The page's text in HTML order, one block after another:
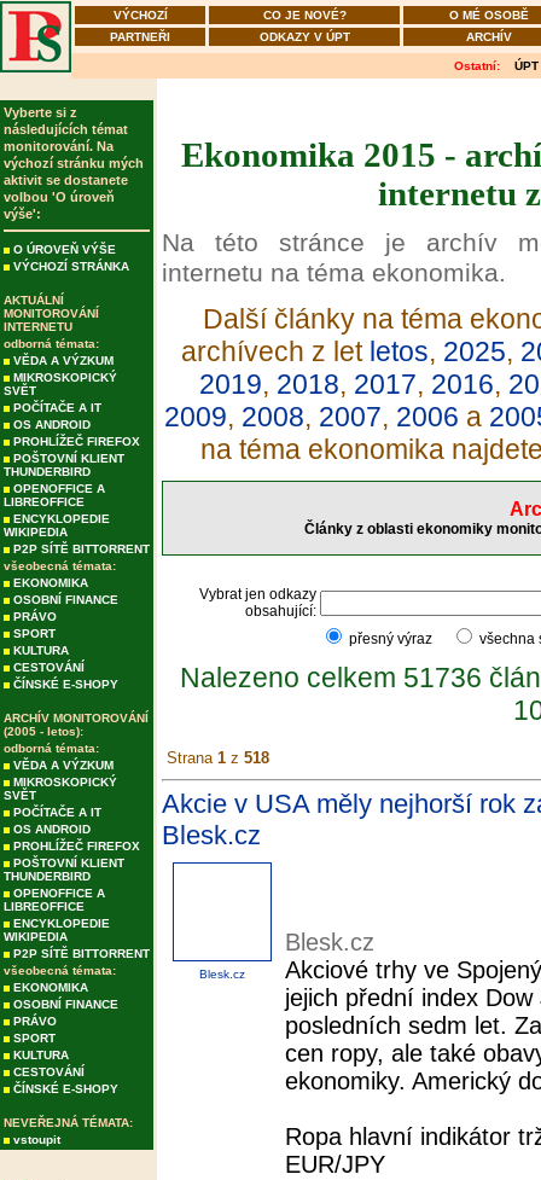
VÝCHOZÍ CO JE NOVÉ?
O MÉ OSOBĚ
PARTNEŘI
ODKAZY V ÚPT ARCHÍV
Ostatní: ÚPT
Vyberte si z
následujících témat
monitorování. Na
výchozí stránku mých
aktivit se dostanete
volbou 'O úroveň
výše':
O ÚROVEŇ VÝŠE
VÝCHOZÍ STRÁNKA
AKTUÁLNÍ
MONITOROVÁNÍ
INTERNETU
odborná témata:
VĚDA A VÝZKUM
MIKROSKOPICKÝ
SVĚT
POČÍTAČE A IT
OS ANDROID
PROHLÍŽEČ FIREFOX
POŠTOVNÍ KLIENT
THUNDERBIRD
OPENOFFICE A
LIBREOFFICE
ENCYKLOPEDIE
WIKIPEDIA
P2P SÍTĚ BITTORRENT
všeobecná témata:
EKONOMIKA
OSOBNÍ FINANCE
PRÁVO
SPORT
KULTURA
CESTOVÁNÍ
ČÍNSKÉ E-SHOPY
ARCHÍV MONITOROVÁNÍ
(2005 - letos):
odborná témata:
VĚDA A VÝZKUM
MIKROSKOPICKÝ
SVĚT
POČÍTAČE A IT
OS ANDROID
PROHLÍŽEČ FIREFOX
POŠTOVNÍ KLIENT
THUNDERBIRD
OPENOFFICE A
LIBREOFFICE
ENCYKLOPEDIE
WIKIPEDIA
P2P SÍTĚ BITTORRENT
všeobecná témata:
EKONOMIKA
OSOBNÍ FINANCE
PRÁVO
SPORT
KULTURA
CESTOVÁNÍ
ČÍNSKÉ E-SHOPY
NEVEŘEJNÁ TÉMATA:
vstoupit
Ekonomika 2015 -
internetu
Na této stránce je archív
internetu na téma ekonomika.
Další články na téma
archívech z let letos, 2025,
2019, 2018, 2017, 2016,
2009, 2008, 2007, 2006 a
na téma ekonomika
Články z oblasti ekonomiky
Vybrat jen odkazy
obsahující:
přesný výraz
Nalezeno celkem 51736
Strana 1 z 518
Akcie v USA měly nejhorší rok
Blesk.cz
Blesk.cz
Blesk.cz
Akciové trhy ve
jejich přední index
posledních sedm let.
cen ropy, ale také
ekonomiky. Americký
Ropa hlavní indikátor
EUR/JPY